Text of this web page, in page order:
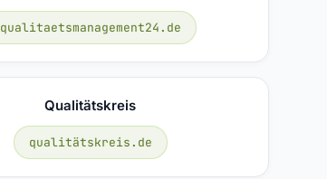
qualitaetsmanagement24.de
Qualitätskreis
qualitätskreis.de